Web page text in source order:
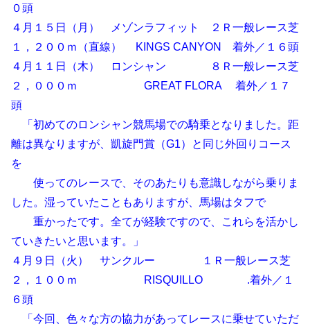
０頭
４月１５日（月） メゾンラフィット ２Ｒ一般レース芝
１，２００ｍ（直線） KINGS CANYON 着外／１６頭
４月１１日（木） ロンシャン ８Ｒ一般レース芝
２，０００ｍ GREAT FLORA 着外／１７
頭
「初めてのロンシャン競馬場での騎乗となりました。距
離は異なりますが、凱旋門賞（G1）と同じ外回りコース
を
使ってのレースで、そのあたりも意識しながら乗りま
した。湿っていたこともありますが、馬場はタフで
重かったです。全てが経験ですので、これらを活かし
ていきたいと思います。」
４月９日（火） サンクルー １Ｒ一般レース芝
２，１００ｍ RISQUILLO .着外／１
６頭
「今回、色々な方の協力があってレースに乗せていただ